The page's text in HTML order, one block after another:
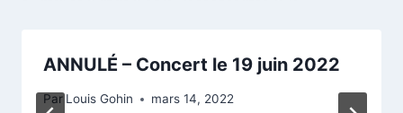
ANNULÉ – Concert le 19 juin 2022
Par Louis Gohin mars 14, 2022